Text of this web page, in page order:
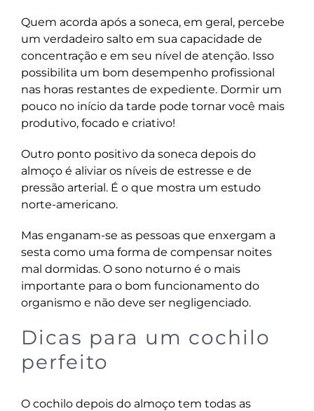
Quem acorda após a soneca, em geral, percebe
um verdadeiro salto em sua capacidade de
concentração e em seu nível de atenção. Isso
possibilita um bom desempenho profissional
nas horas restantes de expediente. Dormir um
pouco no início da tarde pode tornar você mais
produtivo, focado e criativo!
Outro ponto positivo da soneca depois do
almoço é aliviar os níveis de estresse e de
pressão arterial. É o que mostra um estudo
norte-americano.
Mas enganam-se as pessoas que enxergam a
sesta como uma forma de compensar noites
mal dormidas. O sono noturno é o mais
importante para o bom funcionamento do
organismo e não deve ser negligenciado.
Dicas para um cochilo
perfeito
O cochilo depois do almoço tem todas as